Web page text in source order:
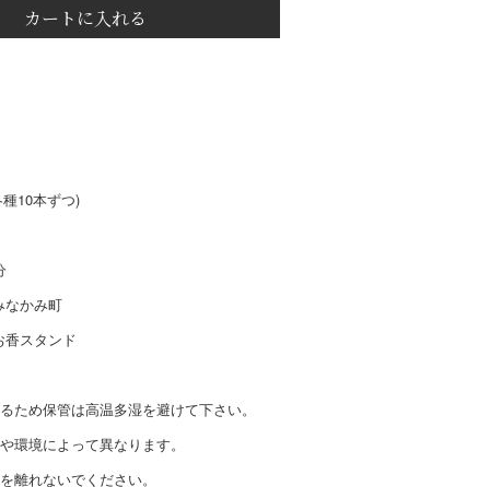
カートに入れる
10本ずつ)
なかみ町
スタンド
ため保管は高温多湿を避けて下さい。
環境によって異なります。
離れないでください。